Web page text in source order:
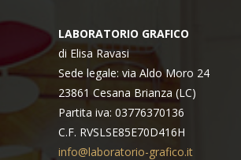
LABORATORIO GRAFICO
di Elisa Ravasi
Sede legale: via Aldo Moro 24
23861 Cesana Brianza (LC)
Partita iva: 03776370136
C.F. RVSLSE85E70D416H
info@laboratorio-grafico.it